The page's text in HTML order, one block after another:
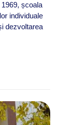
școala
individuale
dezvoltarea